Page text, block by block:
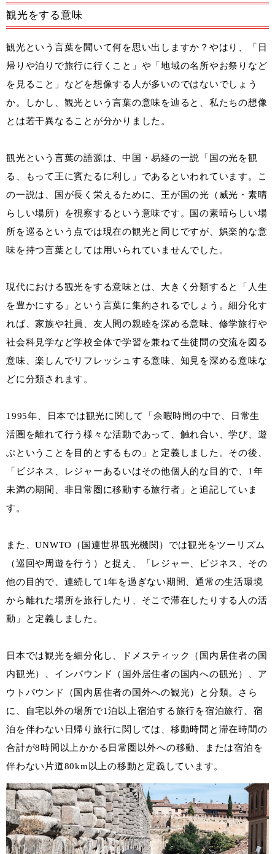
観光をする意味
観光という言葉を聞いて何を思い出しますか？やはり、「日
帰りや泊りで旅行に行くこと」や「地域の名所やお祭りなど
を見ること」などを想像する人が多いのではないでしょう
か。しかし、観光という言葉の意味を辿ると、私たちの想像
とは若干異なることが分かりました。
観光という言葉の語源は、中国・易経の一説「国の光を観
る、もって王に賓たるに利し」であるといわれています。こ
の一説は、国が長く栄えるために、王が国の光（威光・素晴
らしい場所）を視察するという意味です。国の素晴らしい場
所を巡るという点では現在の観光と同じですが、娯楽的な意
味を持つ言葉としては用いられていませんでした。
現代における観光をする意味とは、大きく分類すると「人生
を豊かにする」という言葉に集約されるでしょう。細分化す
れば、家族や社員、友人間の親睦を深める意味、修学旅行や
社会科見学など学校全体で学習を兼ねて生徒間の交流を図る
意味、楽しんでリフレッシュする意味、知見を深める意味な
どに分類されます。
1995年、日本では観光に関して「余暇時間の中で、日常生
活圏を離れて行う様々な活動であって、触れ合い、学び、遊
ぶということを目的とするもの」と定義しました。その後、
「ビジネス、レジャーあるいはその他個人的な目的で、1年
未満の期間、非日常圏に移動する旅行者」と追記していま
す。
また、UNWTO（国連世界観光機関）では観光をツーリズム
（巡回や周遊を行う）と捉え、「レジャー、ビジネス、その
他の目的で、連続して1年を過ぎない期間、通常の生活環境
から離れた場所を旅行したり、そこで滞在したりする人の活
動」と定義しました。
日本では観光を細分化し、ドメスティック（国内居住者の国
内観光）、インバウンド（国外居住者の国内への観光）、ア
ウトバウンド（国内居住者の国外への観光）と分類。さら
に、自宅以外の場所で1泊以上宿泊する旅行を宿泊旅行、宿
泊を伴わない日帰り旅行に関しては、移動時間と滞在時間の
合計が8時間以上かかる日常圏以外への移動、または宿泊を
伴わない片道80km以上の移動と定義しています。